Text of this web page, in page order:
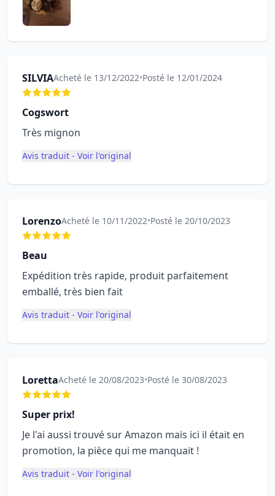
SILVIAAcheté le 13/12/2022•Posté le 12/01/2024
Cogswort
Très mignon
Avis traduit - Voir l'original
LorenzoAcheté le 10/11/2022•Posté le 20/10/2023
Beau
Expédition très rapide, produit parfaitement
emballé, très bien fait
Avis traduit - Voir l'original
LorettaAcheté le 20/08/2023•Posté le 30/08/2023
Super prix!
Je l'ai aussi trouvé sur Amazon mais ici il était en
promotion, la pièce qui me manquait !
Avis traduit - Voir l'original